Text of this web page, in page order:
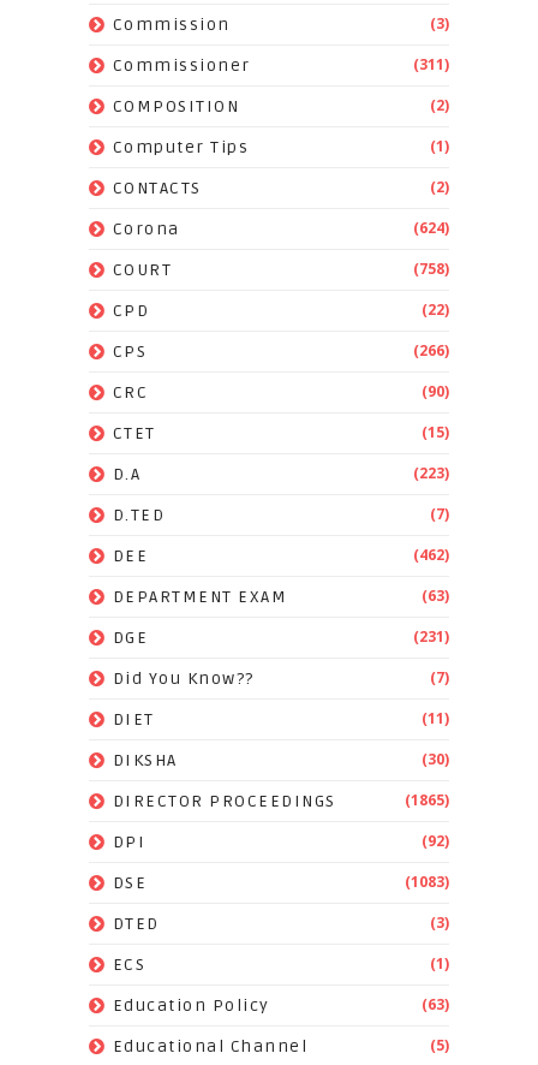
Commission (3)
Commissioner (311)
COMPOSITION (2)
Computer Tips (1)
CONTACTS (2)
Corona (624)
COURT (758)
CPD (22)
CPS (266)
CRC (90)
CTET (15)
D.A (223)
D.TED (7)
DEE (462)
DEPARTMENT EXAM (63)
DGE (231)
Did You Know?? (7)
DIET (11)
DIKSHA (30)
DIRECTOR PROCEEDINGS (1865)
DPI (92)
DSE (1083)
DTED (3)
ECS (1)
Education Policy (63)
Educational Channel (5)